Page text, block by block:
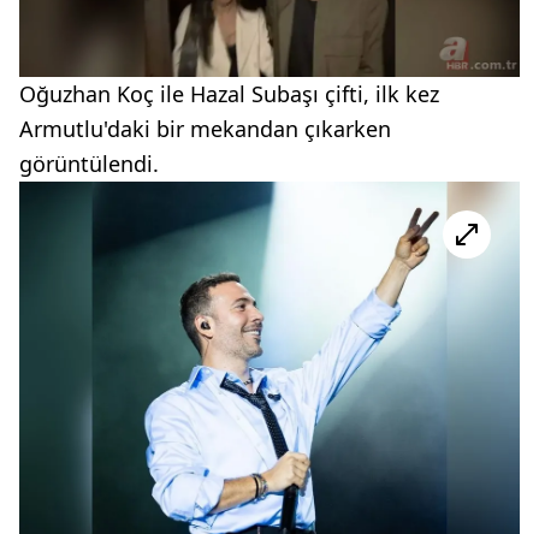
Oğuzhan Koç ile Hazal Subaşı çifti, ilk kez
Armutlu'daki bir mekandan çıkarken
görüntülendi.